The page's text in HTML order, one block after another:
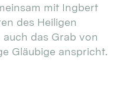
mit Ingbert
des Heiligen
das Grab von
Gläubige anspricht.